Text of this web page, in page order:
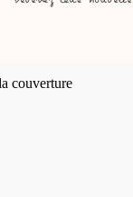
couverture